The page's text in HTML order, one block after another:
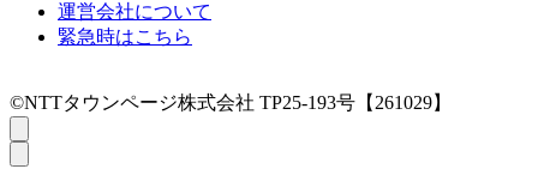
運営会社について
緊急時はこちら
©NTTタウンページ株式会社 TP25-193号【261029】